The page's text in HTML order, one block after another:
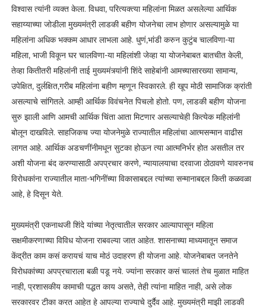
विश्वास त्यांनी व्यक्त केला. विधवा, परित्यक्त्या महिलांना मिळत असलेल्या आर्थिक
सहाय्याच्या जोडीला मुख्यमंत्री लाडकी बहीण योजनेचा लाभ होणार असल्यामुळे या
महिलांना अधिक भक्कम आधार लाभला आहे. धुणं,भांडी करुन कुटुंब चालविणा-या
महिला, भाजी विकून घर चालविणा-या महिलांशी जेव्हा या योजनेबाबत बातचीत केली,
तेव्हा कितीतरी महिलांनी ताई मुख्यमंत्र्यांनी शिंदे साहेबांनी आमच्यासारख्या सामान्य,
उपेक्षित, दुर्लक्षित,गरीब महिलांना बहीण म्हणून स्विकारले. ही खूप मोठी सामाजिक क्रांती
असल्याचे सांगितले. आम्ही आर्थिक विवंचनेत पिचलो होतो. पण, लाडकी बहीण योजना
सुरु झाली आणि आमची आर्थिक चिंता आता मिटणार असल्याचेही कित्येक महिलांनी
बोलून दाखविले. साहजिकच ज्या योजनेमुळे राज्यातील महिलांचा आत्मसन्मान वाढीस
लागत आहे. आर्थिक अडचणींनीमधून सुटका होऊन त्या आत्मनिर्भर होत असतील तर
अशी योजना बंद करण्यासाठी अपप्रचार करणे, न्यायालयाचा दरवाजा ठोठावणे यावरुनच
विरोधकांना राज्यातील माता-भगिनींच्या विकासाबद्दल त्यांच्या सन्मानाबद्दल किती कळवळा
आहे, हे दिसून येते.
मुख्यमंत्री एकनाथजी शिंदे यांच्या नेतृत्वातील सरकार आल्यापासून महिला
सक्षमीकरणाच्या विविध योजना राबवल्या जात आहेत. शासनाच्या माध्यमातून समाज
केंद्रीत काम कसं करायचं याच मोठं उदाहरण ही योजना आहे. योजनेबाबत जनतेने
विरोधकांच्या अपप्रचाराला बळी पडू नये. ज्यांना सरकार कसं चालतं तेच मुळात माहित
नाही, प्रशासकीय कामाची पद्धत काय असते, तेही त्यांना माहित नाही, असे लोक
सरकारवर टीका करत आहेत हे आपल्या राज्याचे दुर्दैव आहे. मुख्यमंत्री माझी लाडकी